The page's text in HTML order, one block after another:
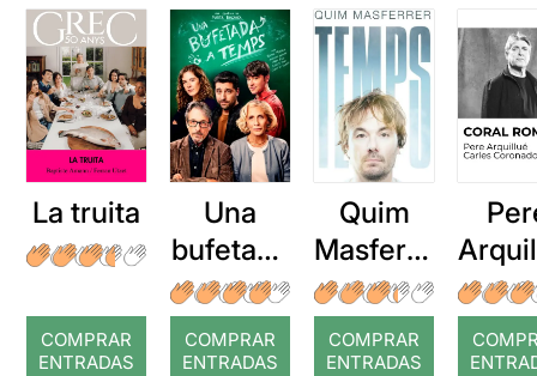
La truita
COMPRAR
ENTRADAS
Una
bufetada
a temps
COMPRAR
ENTRADAS
Quim
Masferre
r: Temps
COMPRAR
ENTRADAS
: